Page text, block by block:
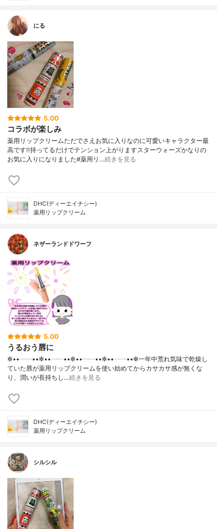
にる
5.00
コラボが楽しみ
薬用リップクリームただでさえお気に入りなのに可愛いキャラクター最
高です!!持ってるだけでテンション上がりますスターウォーズかなりの
お気に入りになりました#薬用リ…続きを見る
DHC(ディーエイチシー)
薬用リップクリーム
ネザーランドドワーフ
5.00
うるおう唇に
✼••┈┈••✼••┈┈••✼••┈┈••✼••┈┈••✼一年中荒れ気味で乾燥し
ていた唇が薬用リップクリームを使い始めてからカサカサ感が無くな
り、潤いが長持ちし…続きを見る
DHC(ディーエイチシー)
薬用リップクリーム
シルシル